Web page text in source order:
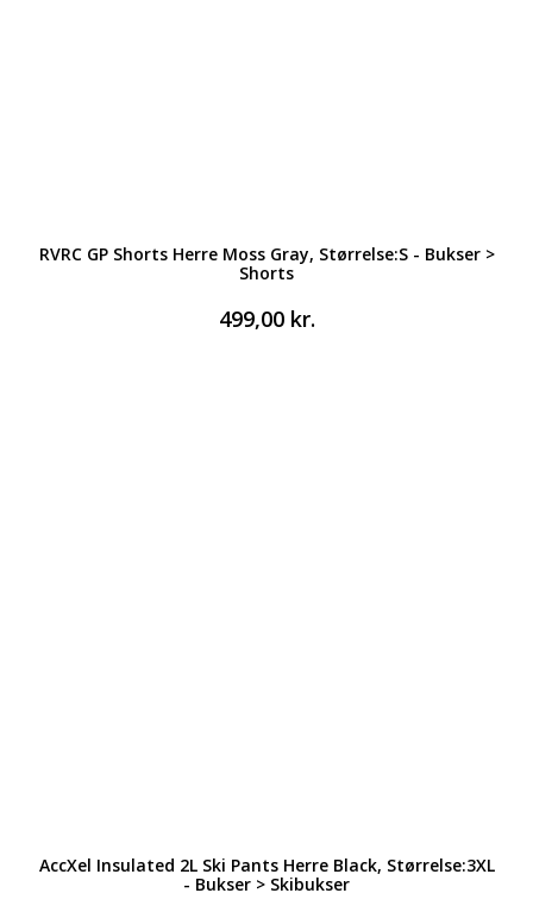
RVRC GP Shorts Herre Moss Gray, Størrelse:S - Bukser >
Shorts
499,00 kr.
AccXel Insulated 2L Ski Pants Herre Black, Størrelse:3XL
- Bukser > Skibukser